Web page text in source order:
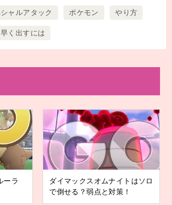
ャルアタック ポケモン やり方
早く出すには
ーラ
ダイマックスオムナイトはソロ
で倒せる？弱点と対策！